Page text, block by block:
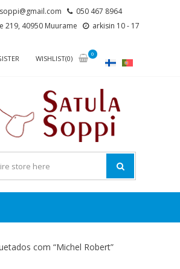
050 467 8964
219, 40950 Muurame
arkisin 10 - 17
WISHLIST(0)
0
com “Michel Robert”